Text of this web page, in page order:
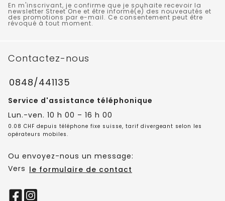
En m'inscrivant, je confirme que je souhaite recevoir la
newsletter Street One et être informé(e) des nouveautés et
des promotions par e-mail. Ce consentement peut être
révoqué à tout moment.
Contactez-nous
0848/441135
Service d'assistance téléphonique
Lun.-ven. 10 h 00 – 16 h 00
0.08 CHF depuis téléphone fixe suisse, tarif divergeant selon les
opérateurs mobiles.
Ou envoyez-nous un message:
Vers le formulaire de contact